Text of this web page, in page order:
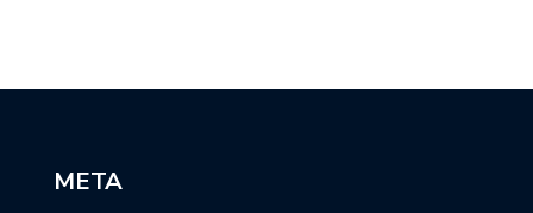
META